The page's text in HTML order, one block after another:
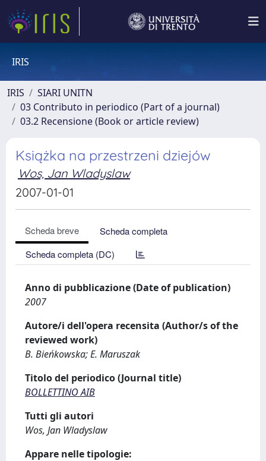
IRIS
IRIS
SIARI UNITN
03 Contributo in periodico (Part of a journal)
03.2 Recensione (Book or article review)
Książka na przestrzeni dziejów
Wos, Jan Wladyslaw
2007-01-01
Scheda breve
Scheda completa
Scheda completa (DC)
Anno di pubblicazione (Date of publication)
2007
Autore/i dell'opera recensita (Author/s of the
reviewed work)
B. Bieńkowska; E. Maruszak
Titolo del periodico (Journal title)
BOLLETTINO AIB
Tutti gli autori
Wos, Jan Wladyslaw
Appare nelle tipologie: